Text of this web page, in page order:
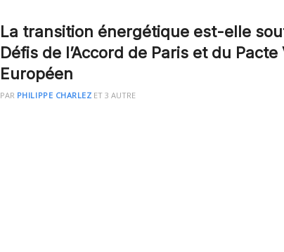
La transition énergétique est-elle
Défis de l’Accord de Paris et du Pacte
Européen
PAR PHILIPPE CHARLEZ ET 3 AUTRE